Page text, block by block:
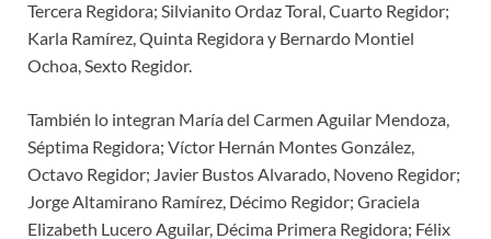
Tercera Regidora; Silvianito Ordaz Toral, Cuarto Regidor;
Karla Ramírez, Quinta Regidora y Bernardo Montiel
Ochoa, Sexto Regidor.
También lo integran María del Carmen Aguilar Mendoza,
Séptima Regidora; Víctor Hernán Montes González,
Octavo Regidor; Javier Bustos Alvarado, Noveno Regidor;
Jorge Altamirano Ramírez, Décimo Regidor; Graciela
Elizabeth Lucero Aguilar, Décima Primera Regidora; Félix